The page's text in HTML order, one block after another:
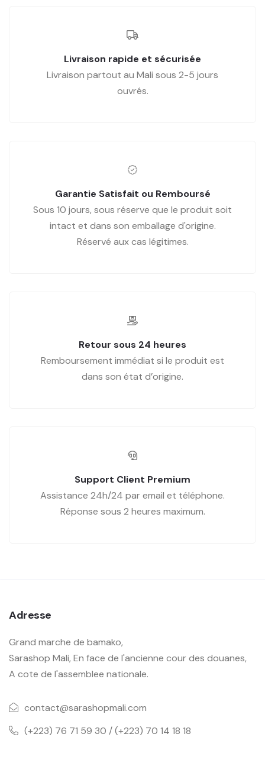
Livraison rapide et sécurisée
Livraison partout au Mali sous 2-5 jours
ouvrés.
Garantie Satisfait ou Remboursé
Sous 10 jours, sous réserve que le produit soit
intact et dans son emballage d'origine.
Réservé aux cas légitimes.
Retour sous 24 heures
Remboursement immédiat si le produit est
dans son état d’origine.
Support Client Premium
Assistance 24h/24 par email et téléphone.
Réponse sous 2 heures maximum.
Adresse
Grand marche de bamako,
Sarashop Mali, En face de l'ancienne cour des douanes,
A cote de l'assemblee nationale.
contact@sarashopmali.com
(+223) 76 71 59 30 / (+223) 70 14 18 18